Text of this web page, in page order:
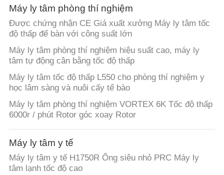
PHẨM
VỀ
CHÚNG
TÔI
CHUYẾN
THAM
QUAN
NHÀ
MÁY
Máy ly tâm phòng thí nghiệm
Được chứng nhận CE Giá xuất xưởng Máy ly tâm tốc
độ thấp để bàn với công suất lớn
Máy ly tâm phòng thí nghiệm hiệu suất cao, máy ly
tâm tự động cân bằng tốc độ thấp
Máy ly tâm tốc độ thấp L550 cho phòng thí nghiệm y
học lâm sàng và nuôi cấy tế bào
Máy ly tâm phòng thí nghiệm VORTEX 6K Tốc độ thấp
6000r / phút Rotor góc xoay Rotor
Máy ly tâm y tế
Máy ly tâm y tế H1750R Ống siêu nhỏ PRC Máy ly
tâm lạnh tốc độ cao